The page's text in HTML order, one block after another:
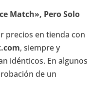
Match», Pero Solo
precios en tienda con
, siempre y
idénticos. En algunos
de un